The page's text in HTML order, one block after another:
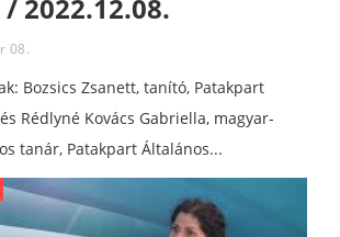
2022.12.08.
08.
Bozsics Zsanett, tanító, Patakpart
Rédlyné Kovács Gabriella, magyar-
tanár, Patakpart Általános...